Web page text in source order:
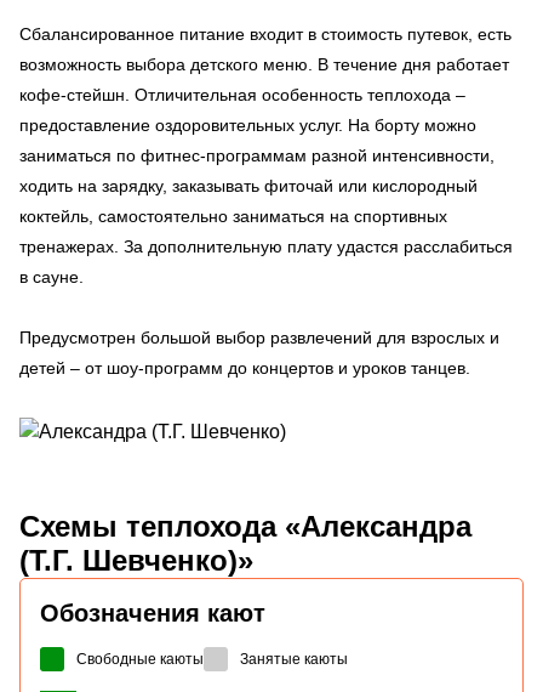
Сбалансированное питание входит в стоимость путевок, есть
возможность выбора детского меню. В течение дня работает
кофе-стейшн. Отличительная особенность теплохода –
предоставление оздоровительных услуг. На борту можно
заниматься по фитнес-программам разной интенсивности,
ходить на зарядку, заказывать фиточай или кислородный
коктейль, самостоятельно заниматься на спортивных
тренажерах. За дополнительную плату удастся расслабиться
в сауне.
Предусмотрен большой выбор развлечений для взрослых и
детей – от шоу-программ до концертов и уроков танцев.
Схемы теплохода «Александра
(Т.Г. Шевченко)»
Обозначения кают
Свободные каюты Занятые каюты